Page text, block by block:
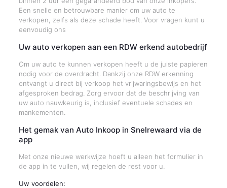
Een snelle en betrouwbare manier om uw auto te
verkopen, zelfs als deze schade heeft. Voor vragen kunt u
eenvoudig ons
Uw auto verkopen aan een RDW erkend autobedrijf
Om uw auto te kunnen verkopen heeft u de juiste papieren
nodig voor de overdracht. Dankzij onze RDW erkenning
ontvangt u direct bij verkoop het vrijwaringsbewijs en het
afgesproken bedrag. Zorg ervoor dat de beschrijving van
uw auto nauwkeurig is, inclusief eventuele schades en
mankementen.
Het gemak van Auto Inkoop in Snelrewaard via de
app
Met onze nieuwe werkwijze hoeft u alleen het formulier in
de app in te vullen, wij regelen de rest voor u.
Uw voordelen: